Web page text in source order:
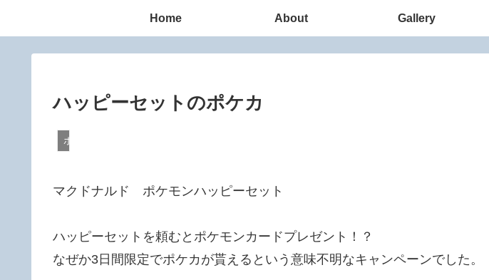
Home About Gallery
ハッピーセットのポケカ
ポケモン
マクドナルド ポケモンハッピーセット
ハッピーセットを頼むとポケモンカードプレゼント！？
なぜか3日間限定でポケカが貰えるという意味不明なキャンペーンでした。